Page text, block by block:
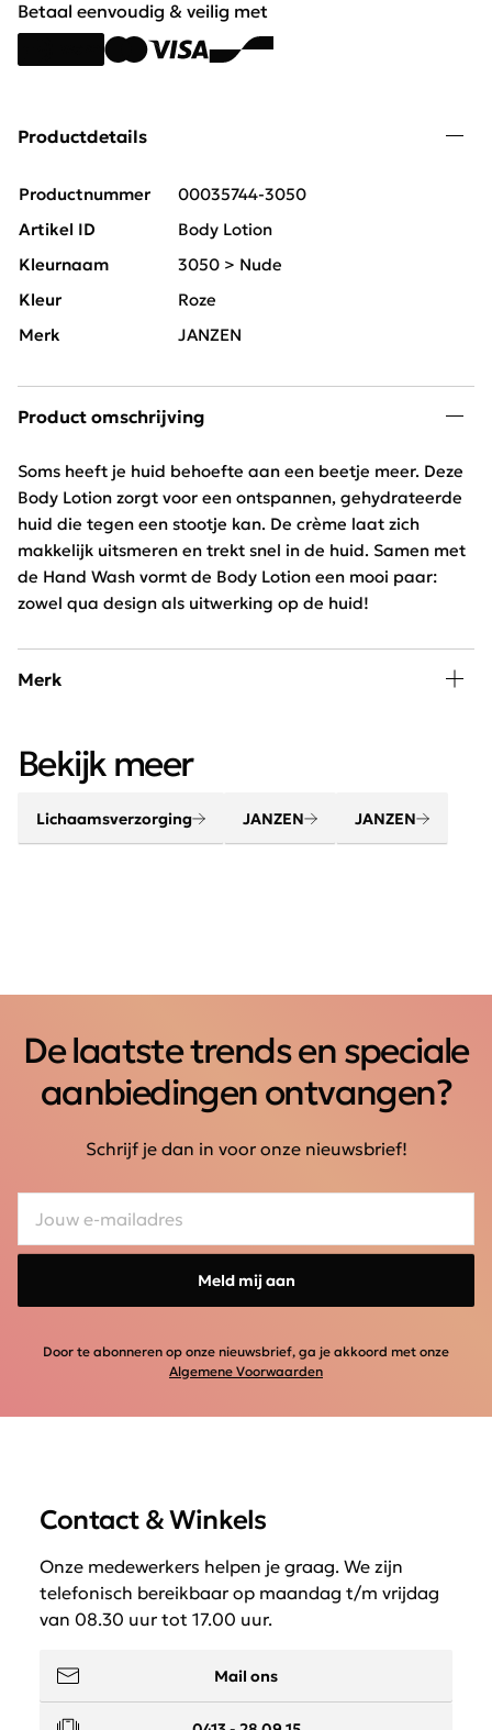
Betaal eenvoudig & veilig met
Productdetails
Productnummer
00035744-3050
Artikel ID
Body Lotion
Kleurnaam
3050 > Nude
Kleur
Roze
Merk
JANZEN
Product omschrijving
Soms heeft je huid behoefte aan een beetje meer. Deze
Body Lotion zorgt voor een ontspannen, gehydrateerde
huid die tegen een stootje kan. De crème laat zich
makkelijk uitsmeren en trekt snel in de huid. Samen met
de Hand Wash vormt de Body Lotion een mooi paar:
zowel qua design als uitwerking op de huid!
Merk
producten van JANZEN. Maak van je huis een thuis met
jouw favoriete huisparfum. Creëer een gevoel van
thuiskomen.
Bekijk meer
Lichaamsverzorging JANZEN JANZEN
De laatste trends en speciale
aanbiedingen ontvangen?
Schrijf je dan in voor onze nieuwsbrief!
Meld mij aan
Door te abonneren op onze nieuwsbrief, ga je akkoord met onze
Algemene Voorwaarden
Contact & Winkels
Onze medewerkers helpen je graag. We zijn
telefonisch bereikbaar op maandag t/m vrijdag
van 08.30 uur tot 17.00 uur.
Mail ons